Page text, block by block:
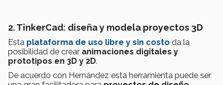
2. TinkerCad: diseña y modela proyectos 3D
Esta plataforma de uso libre y sin costo da la
posibilidad de crear animaciones digitales y
prototipos en 3D y 2D.
De acuerdo con Hernández esta herramienta puede ser